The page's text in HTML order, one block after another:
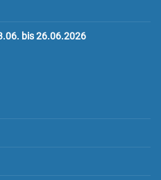
bis 26.06.2026